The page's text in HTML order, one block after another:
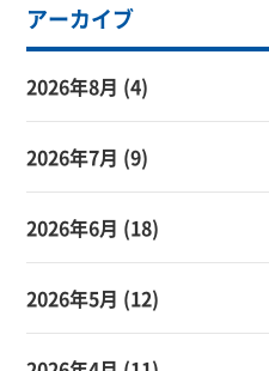
アーカイブ
2026年8月 (4)
2026年7月 (9)
2026年6月 (18)
2026年5月 (12)